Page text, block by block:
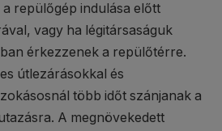
repülőgép indulása előtt
vagy ha légitársaságuk
érkezzenek a repülőtérre.
útlezárásokkal és
több időt szánjanak a
A megnövekedett